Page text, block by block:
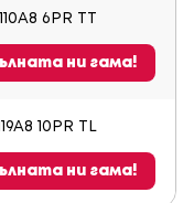
6PR TT
ни гама!
10PR TL
ни гама!